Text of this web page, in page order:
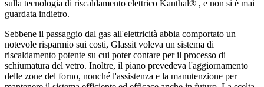
sulla tecnologia di riscaldamento elettrico Kanthal® , e non si è mai
guardata indietro.
Sebbene il passaggio dal gas all'elettricità abbia comportato un
notevole risparmio sui costi, Glassit voleva un sistema di
riscaldamento potente su cui poter contare per il processo di
schiumatura del vetro. Inoltre, il piano prevedeva l'aggiornamento
delle zone del forno, nonché l'assistenza e la manutenzione per